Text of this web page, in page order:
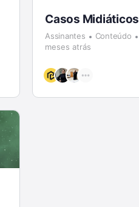
Casos Midiáticos
Assinantes Conteúdo
meses atrás